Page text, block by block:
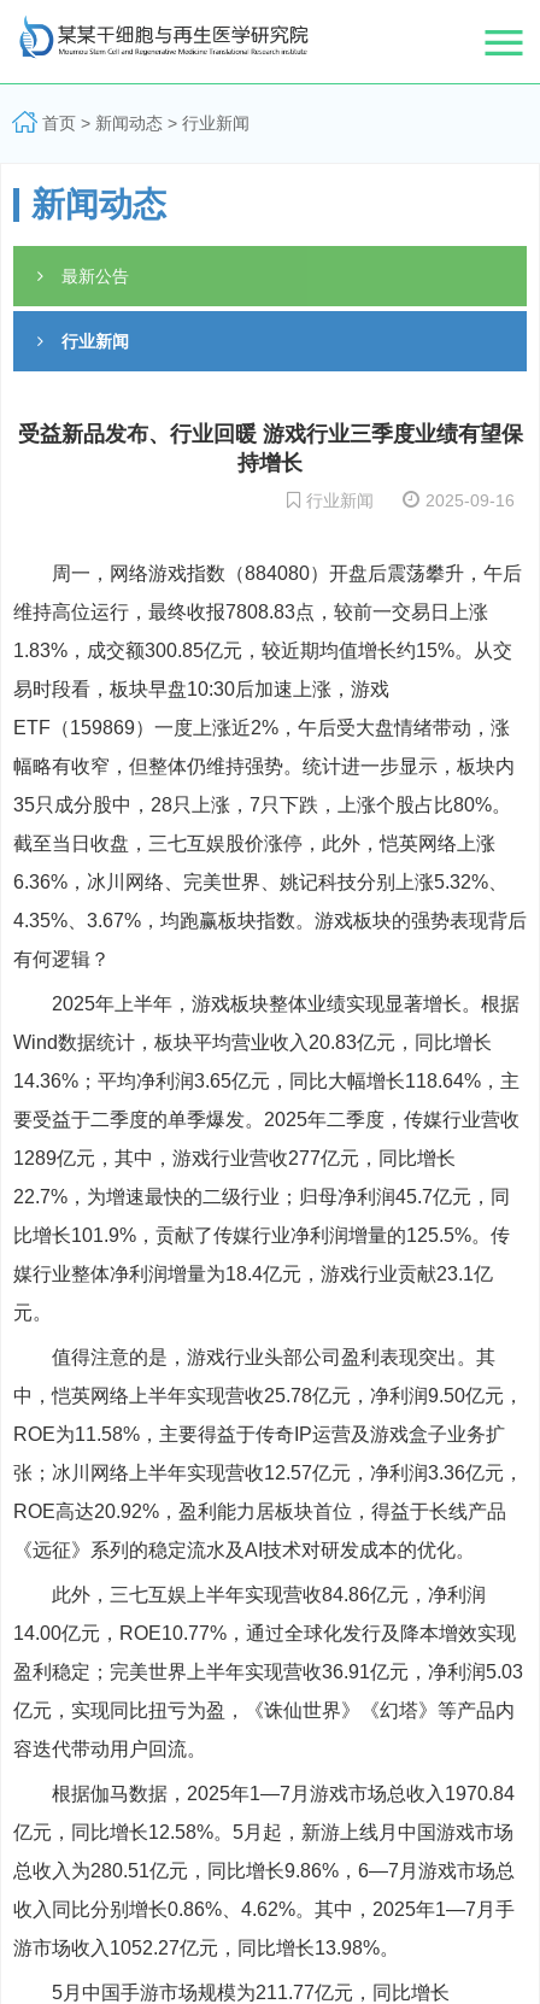
首页> 新闻动态 > 行业新闻
新闻动态
最新公告
行业新闻
受益新品发布、行业回暖 游戏行业三季度业绩有望保
持增长
行业新闻 2025-09-16
周一，网络游戏指数（884080）开盘后震荡攀升，午后
维持高位运行，最终收报7808.83点，较前一交易日上涨
1.83%，成交额300.85亿元，较近期均值增长约15%。从交
易时段看，板块早盘10:30后加速上涨，游戏
ETF（159869）一度上涨近2%，午后受大盘情绪带动，涨
幅略有收窄，但整体仍维持强势。统计进一步显示，板块内
35只成分股中，28只上涨，7只下跌，上涨个股占比80%。
截至当日收盘，三七互娱股价涨停，此外，恺英网络上涨
6.36%，冰川网络、完美世界、姚记科技分别上涨5.32%、
4.35%、3.67%，均跑赢板块指数。游戏板块的强势表现背后
有何逻辑？
2025年上半年，游戏板块整体业绩实现显著增长。根据
Wind数据统计，板块平均营业收入20.83亿元，同比增长
14.36%；平均净利润3.65亿元，同比大幅增长118.64%，主
要受益于二季度的单季爆发。2025年二季度，传媒行业营收
1289亿元，其中，游戏行业营收277亿元，同比增长
22.7%，为增速最快的二级行业；归母净利润45.7亿元，同
比增长101.9%，贡献了传媒行业净利润增量的125.5%。传
媒行业整体净利润增量为18.4亿元，游戏行业贡献23.1亿
元。
值得注意的是，游戏行业头部公司盈利表现突出。其
中，恺英网络上半年实现营收25.78亿元，净利润9.50亿元，
ROE为11.58%，主要得益于传奇IP运营及游戏盒子业务扩
张；冰川网络上半年实现营收12.57亿元，净利润3.36亿元，
ROE高达20.92%，盈利能力居板块首位，得益于长线产品
《远征》系列的稳定流水及AI技术对研发成本的优化。
此外，三七互娱上半年实现营收84.86亿元，净利润
14.00亿元，ROE10.77%，通过全球化发行及降本增效实现
盈利稳定；完美世界上半年实现营收36.91亿元，净利润5.03
亿元，实现同比扭亏为盈，《诛仙世界》《幻塔》等产品内
容迭代带动用户回流。
根据伽马数据，2025年1—7月游戏市场总收入1970.84
亿元，同比增长12.58%。5月起，新游上线月中国游戏市场
总收入为280.51亿元，同比增长9.86%，6—7月游戏市场总
收入同比分别增长0.86%、4.62%。其中，2025年1—7月手
游市场收入1052.27亿元，同比增长13.98%。
5月中国手游市场规模为211.77亿元，同比增长